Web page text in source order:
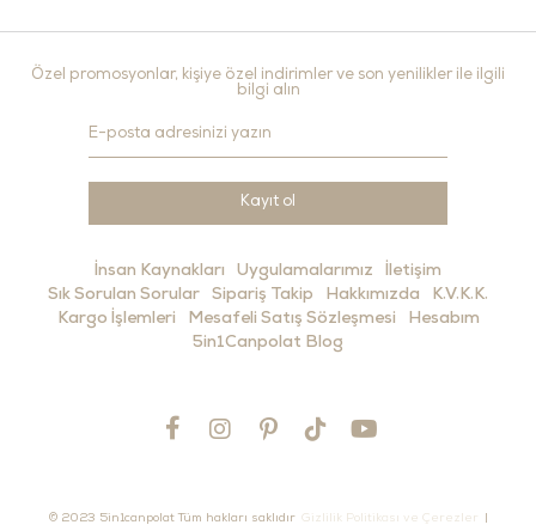
Özel promosyonlar, kişiye özel indirimler ve son yenilikler ile ilgili
bilgi alın
Kayıt ol
İnsan Kaynakları Uygulamalarımız
İletişim
Sık Sorulan Sorular
Sipariş Takip Hakkımızda
K.V.K.K.
Kargo İşlemleri
Mesafeli Satış Sözleşmesi
Hesabım
5in1Canpolat Blog
© 2023 5in1canpolat Tüm hakları saklıdır Gizlilik Politikası ve Çerezler